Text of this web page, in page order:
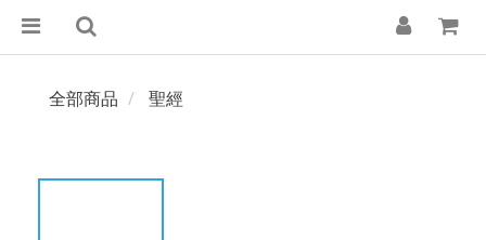
全部商品 聖經